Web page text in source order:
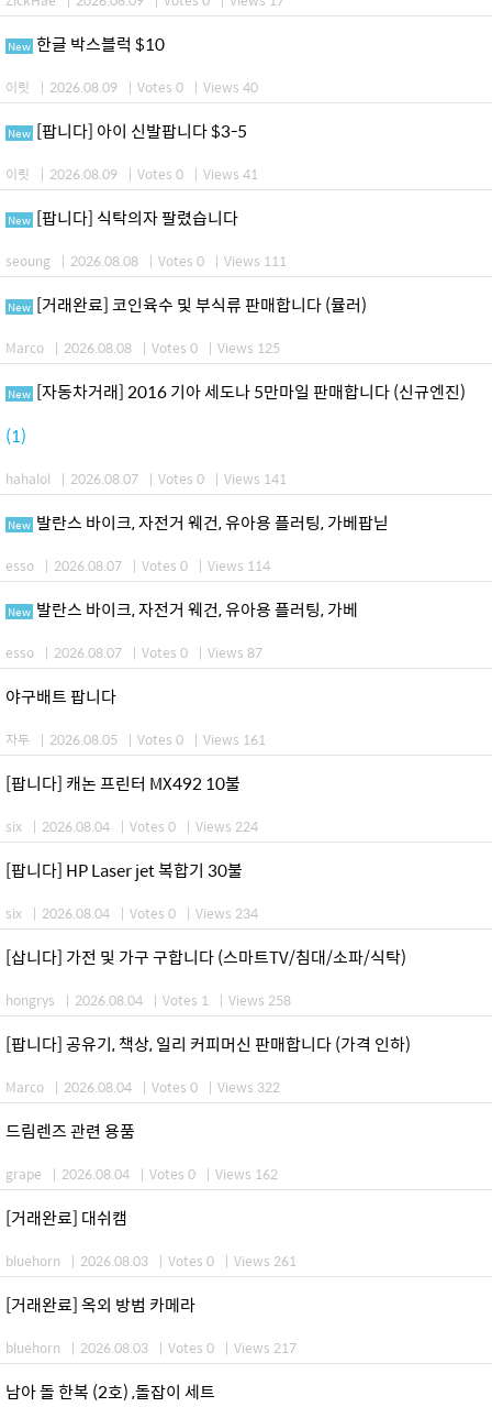
New 한글 박스블럭 $10
이릿 | 2026.08.09 | Votes 0 | Views 40
New [팝니다] 아이 신발팝니다 $3-5
이릿 | 2026.08.09 | Votes 0 | Views 41
New [팝니다] 식탁의자 팔렸습니다
seoung | 2026.08.08 | Votes 0 | Views 111
New [거래완료] 코인육수 및 부식류 판매합니다 (뮬러)
Marco | 2026.08.08 | Votes 0 | Views 125
New [자동차거래] 2016 기아 세도나 5만마일 판매합니다 (신규엔진)
(1)
hahalol | 2026.08.07 | Votes 0 | Views 141
New 발란스 바이크, 자전거 웨건, 유아용 플러팅, 가베팝닏
esso | 2026.08.07 | Votes 0 | Views 114
New 발란스 바이크, 자전거 웨건, 유아용 플러팅, 가베
esso | 2026.08.07 | Votes 0 | Views 87
야구배트 팝니다
자두 | 2026.08.05 | Votes 0 | Views 161
[팝니다] 캐논 프린터 MX492 10불
six | 2026.08.04 | Votes 0 | Views 224
[팝니다] HP Laser jet 복합기 30불
six | 2026.08.04 | Votes 0 | Views 234
[삽니다] 가전 및 가구 구합니다 (스마트TV/침대/소파/식탁)
hongrys | 2026.08.04 | Votes 1 | Views 258
[팝니다] 공유기, 책상, 일리 커피머신 판매합니다 (가격 인하)
Marco | 2026.08.04 | Votes 0 | Views 322
드림렌즈 관련 용품
grape | 2026.08.04 | Votes 0 | Views 162
[거래완료] 대쉬캠
bluehorn | 2026.08.03 | Votes 0 | Views 261
[거래완료] 옥외 방범 카메라
bluehorn | 2026.08.03 | Votes 0 | Views 217
남아 돌 한복 (2호) ,돌잡이 세트